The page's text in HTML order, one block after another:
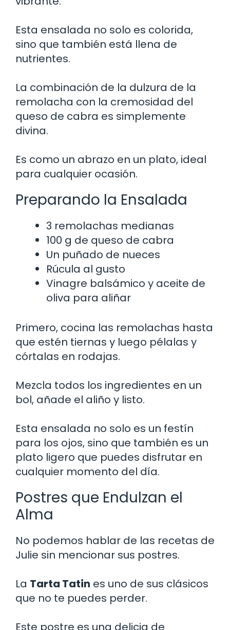
Esta ensalada no solo es colorida,
sino que también está llena de
nutrientes.
La combinación de la dulzura de la
remolacha con la cremosidad del
queso de cabra es simplemente
divina.
Es como un abrazo en un plato, ideal
para cualquier ocasión.
Preparando la Ensalada
3 remolachas medianas
100 g de queso de cabra
Un puñado de nueces
Rúcula al gusto
Vinagre balsámico y aceite de
oliva para aliñar
Primero, cocina las remolachas hasta
que estén tiernas y luego pélalas y
córtalas en rodajas.
Mezcla todos los ingredientes en un
bol, añade el aliño y listo.
Esta ensalada no solo es un festín
para los ojos, sino que también es un
plato ligero que puedes disfrutar en
cualquier momento del día.
Postres que Endulzan el
Alma
No podemos hablar de las recetas de
Julie sin mencionar sus postres.
La Tarta Tatin es uno de sus clásicos
que no te puedes perder.
Este postre es una delicia de